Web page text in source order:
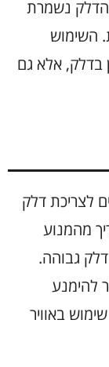
נשמרת
השימוש
בדלק, אלא גם
לצריכת דלק
מהמנוע
גבוהה.
להימנע
באוויר